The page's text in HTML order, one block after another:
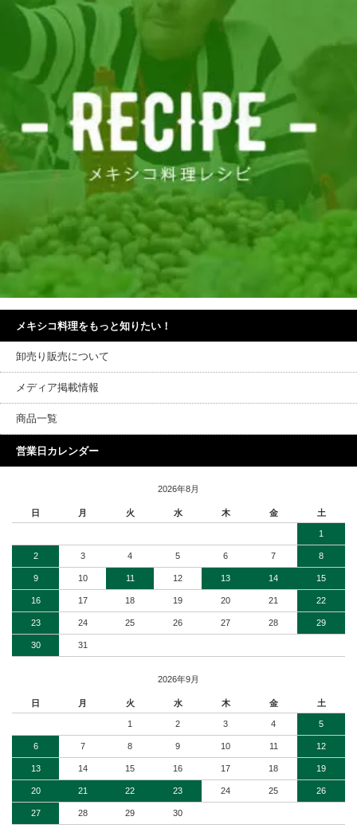
メキシコ料理をもっと知りたい！
卸売り販売について
メディア掲載情報
商品一覧
営業日カレンダー
2026年8月
日 月 火 水 木 金 土
1
2 3 4 5 6 7 8
9 10 11 12 13 14 15
16 17 18 19 20 21 22
23 24 25 26 27 28 29
30 31
2026年9月
日 月 火 水 木 金 土
1 2 3 4 5
6 7 8 9 10 11 12
13 14 15 16 17 18 19
20 21 22 23 24 25 26
27 28 29 30